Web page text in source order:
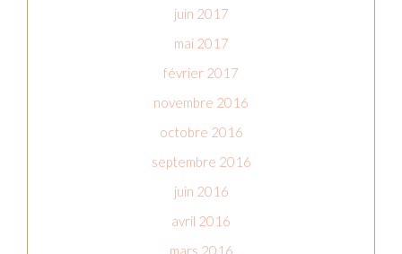
juin 2017
mai 2017
février 2017
novembre 2016
octobre 2016
septembre 2016
juin 2016
avril 2016
mars 2016